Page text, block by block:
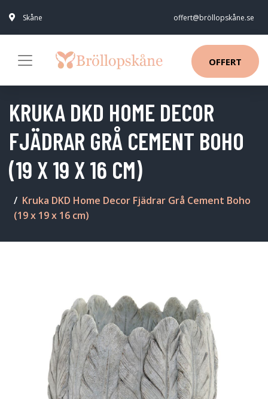
Skåne offert@bröllopskåne.se
OFFERT
KRUKA DKD HOME DECOR
FJÄDRAR GRÅ CEMENT BOHO
(19 X 19 X 16 CM)
Kruka DKD Home Decor Fjädrar Grå Cement Boho
(19 x 19 x 16 cm)